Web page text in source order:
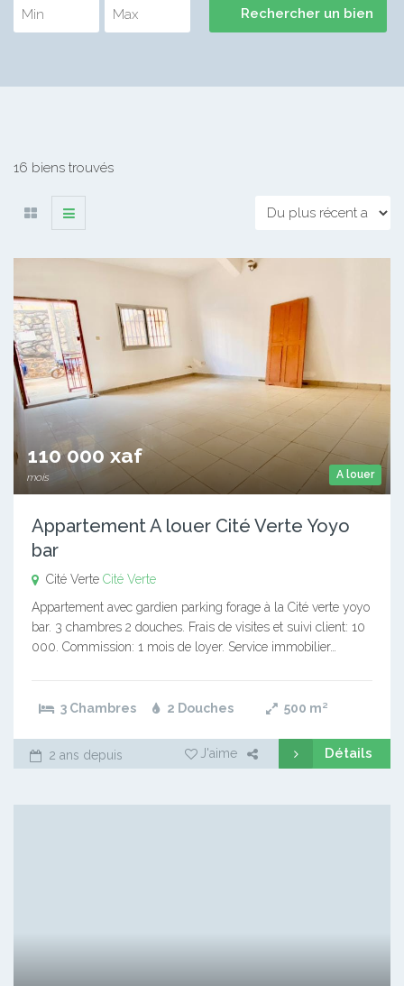
16 biens trouvés
A louer
110 000 xaf
mois
Appartement A louer Cité Verte Yoyo
bar
Cité Verte Cité Verte
Appartement avec gardien parking forage à la Cité verte yoyo
bar. 3 chambres 2 douches. Frais de visites et suivi client: 10
000. Commission: 1 mois de loyer. Service immobilier…
3 Chambres 2 Douches 500 m²
2 ans depuis J'aime Détails